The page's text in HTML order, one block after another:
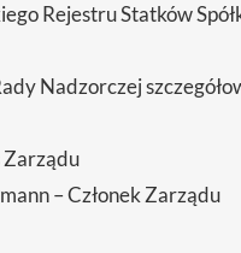
Rejestru Statków
Nadzorczej
Zarządu
– Członek Zarządu